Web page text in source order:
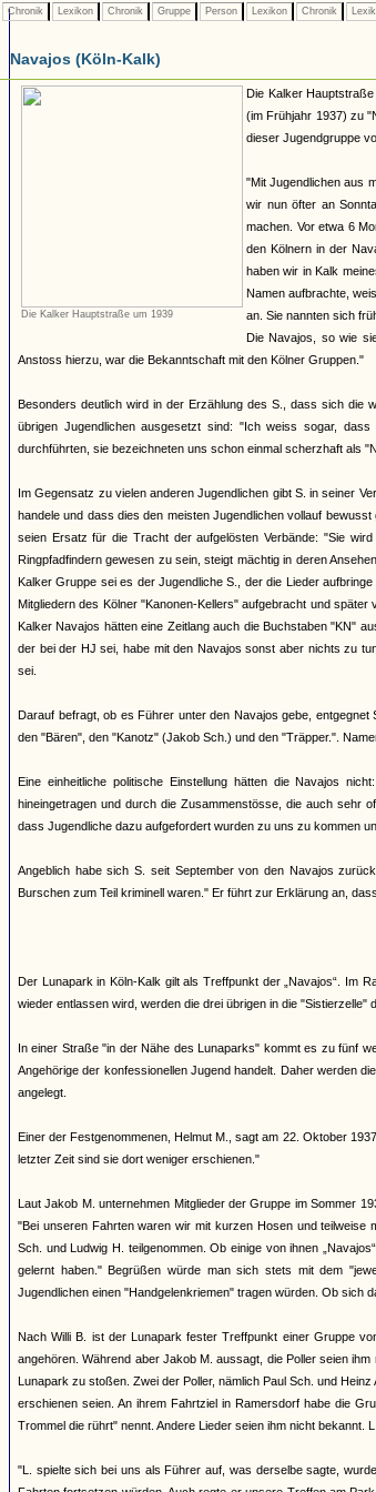
Chronik Lexikon Chronik Gruppe Person Lexikon Chronik
Navajos (Köln-Kalk)
Die Kalker Hauptstraße um 1939
Die Kalker
(im Frühjahr 1937) zu
dieser Jugendgruppe
"Mit Jugendlichen aus
wir nun öfter an
machen. Vor etwa 6
den Kölnern in der
haben wir in Kalk
Namen aufbrachte,
an. Sie nannten sich
Die Navajos, so wie
Anstoss hierzu, war die Bekanntschaft mit den Kölner Gruppen."
Besonders deutlich wird in der Erzählung des S., dass sich die
übrigen Jugendlichen ausgesetzt sind: "Ich weiss sogar,
durchführten, sie bezeichneten uns schon einmal scherzhaft als
Im Gegensatz zu vielen anderen Jugendlichen gibt S. in seiner
handele und dass dies den meisten Jugendlichen vollauf
seien Ersatz für die Tracht der aufgelösten Verbände: "Sie
Ringpfadfindern gewesen zu sein, steigt mächtig in deren
Kalker Gruppe sei es der Jugendliche S., der die Lieder
Mitgliedern des Kölner "Kanonen-Kellers" aufgebracht und
Kalker Navajos hätten eine Zeitlang auch die Buchstaben "KN"
der bei der HJ sei, habe mit den Navajos sonst aber nichts zu
sei.
Darauf befragt, ob es Führer unter den Navajos gebe,
den "Bären", den "Kanotz" (Jakob Sch.) und den "Träpper.".
Eine einheitliche politische Einstellung hätten die Navajos
hineingetragen und durch die Zusammenstösse, die auch sehr
dass Jugendliche dazu aufgefordert wurden zu uns zu kommen
Angeblich habe sich S. seit September von den Navajos
Burschen zum Teil kriminell waren." Er führt zur Erklärung an,
Der Lunapark in Köln-Kalk gilt als Treffpunkt der „Navajos“. Im
wieder entlassen wird, werden die drei übrigen in die "Sistierzelle"
In einer Straße "in der Nähe des Lunaparks" kommt es zu fünf
Angehörige der konfessionellen Jugend handelt. Daher werden
angelegt.
Einer der Festgenommenen, Helmut M., sagt am 22. Oktober
letzter Zeit sind sie dort weniger erschienen."
Laut Jakob M. unternehmen Mitglieder der Gruppe im Sommer
"Bei unseren Fahrten waren wir mit kurzen Hosen und teilweise
Sch. und Ludwig H. teilgenommen. Ob einige von ihnen
gelernt haben." Begrüßen würde man sich stets mit dem
Jugendlichen einen "Handgelenkriemen" tragen würden. Ob sich
Nach Willi B. ist der Lunapark fester Treffpunkt einer Gruppe
angehören. Während aber Jakob M. aussagt, die Poller seien
Lunapark zu stoßen. Zwei der Poller, nämlich Paul Sch. und
erschienen seien. An ihrem Fahrtziel in Ramersdorf habe die
Trommel die rührt" nennt. Andere Lieder seien ihm nicht bekannt.
"L. spielte sich bei uns als Führer auf, was derselbe sagte,